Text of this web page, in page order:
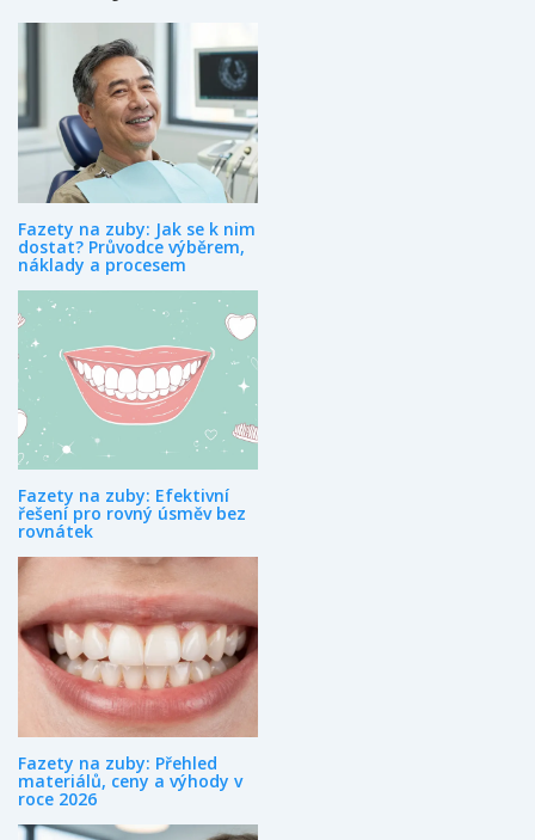
Fazety na zuby: Jak se k nim
dostat? Průvodce výběrem,
náklady a procesem
Fazety na zuby: Efektivní
řešení pro rovný úsměv bez
rovnátek
Fazety na zuby: Přehled
materiálů, ceny a výhody v
roce 2026